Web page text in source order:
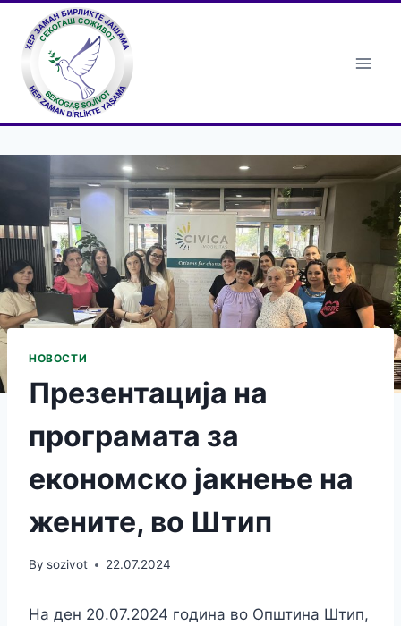
content
НОВОСТИ
Презентација на
програмата за
економско јакнење на
жените, во Штип
By sozivot 22.07.2024
На ден 20.07.2024 година во Општина Штип,